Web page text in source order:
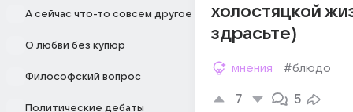
А сейчас что-то совсем другое
О любви без купюр
Философский вопрос
Политические дебаты
холостяцкой
здрасьте)
мнения #блюдо
7 5